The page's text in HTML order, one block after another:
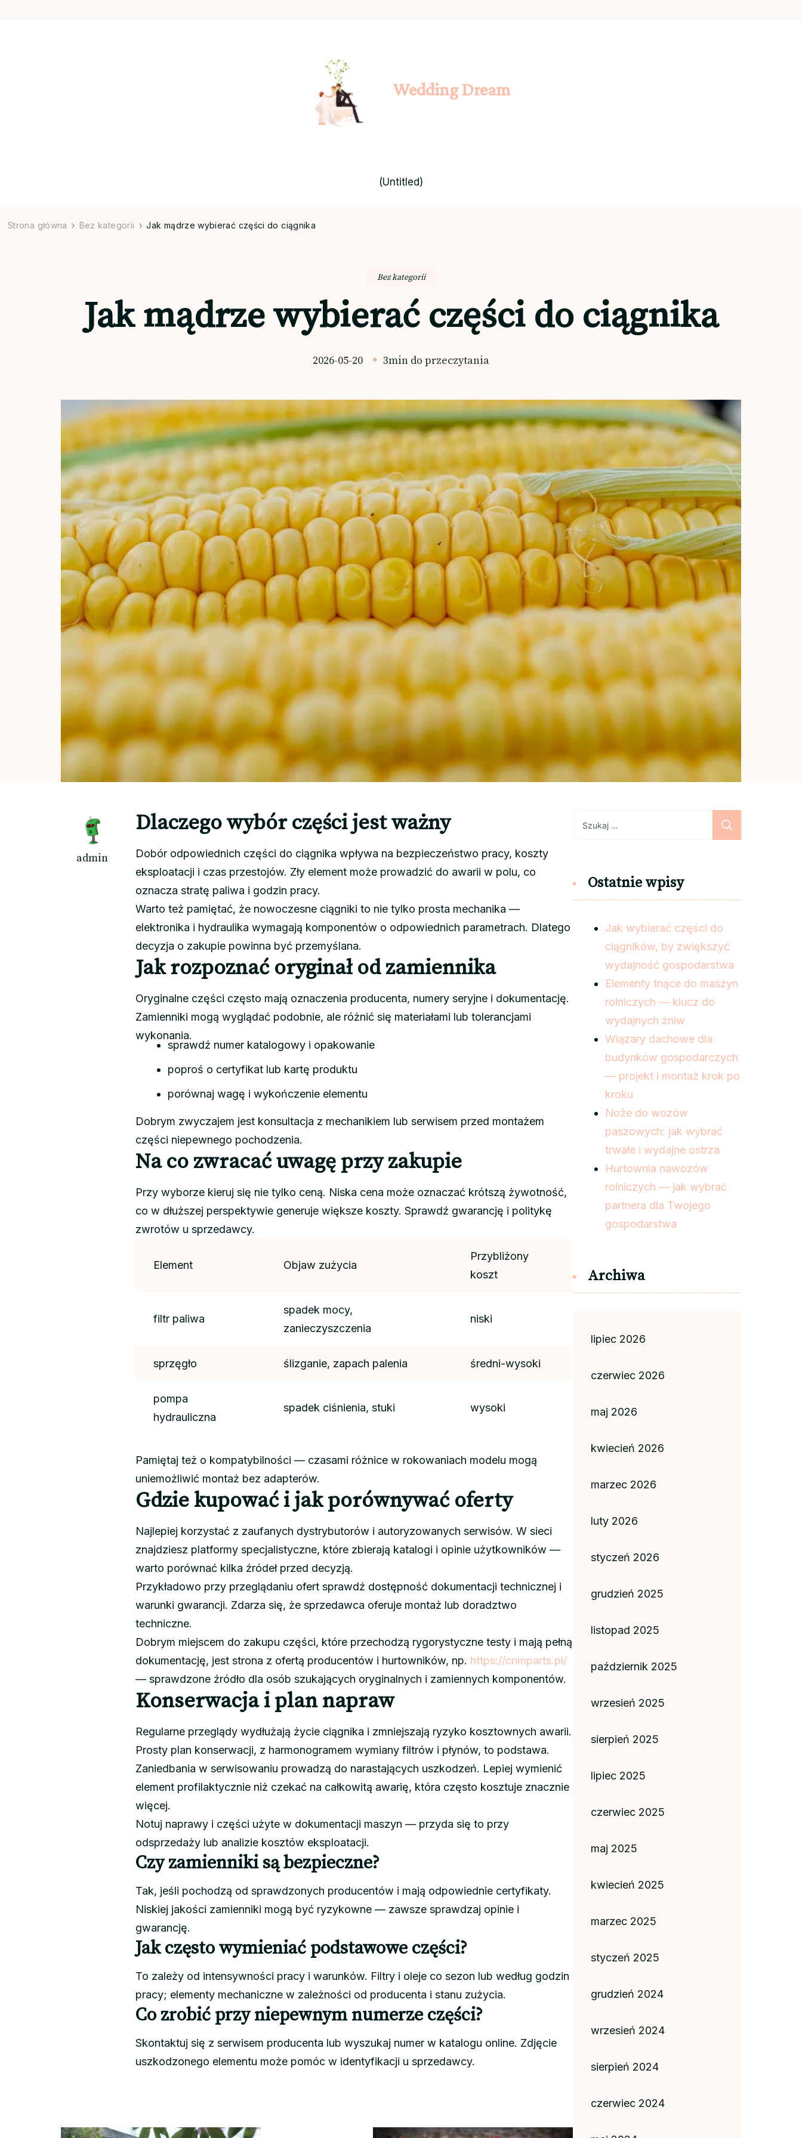
Wedding Dream
(Untitled)
Strona główna Bez kategorii Jak mądrze wybierać części do ciągnika
Bez kategorii
Jak mądrze wybierać części do ciągnika
2026-05-20 3min do przeczytania
admin
Dlaczego wybór części jest ważny
Dobór odpowiednich części do ciągnika wpływa na bezpieczeństwo pracy, koszty
eksploatacji i czas przestojów. Zły element może prowadzić do awarii w polu, co
oznacza stratę paliwa i godzin pracy.
Warto też pamiętać, że nowoczesne ciągniki to nie tylko prosta mechanika —
elektronika i hydraulika wymagają komponentów o odpowiednich parametrach. Dlatego
decyzja o zakupie powinna być przemyślana.
Jak rozpoznać oryginał od zamiennika
Oryginalne części często mają oznaczenia producenta, numery seryjne i dokumentację.
Zamienniki mogą wyglądać podobnie, ale różnić się materiałami lub tolerancjami
wykonania.
sprawdź numer katalogowy i opakowanie
poproś o certyfikat lub kartę produktu
porównaj wagę i wykończenie elementu
Dobrym zwyczajem jest konsultacja z mechanikiem lub serwisem przed montażem
części niepewnego pochodzenia.
Na co zwracać uwagę przy zakupie
Przy wyborze kieruj się nie tylko ceną. Niska cena może oznaczać krótszą żywotność,
co w dłuższej perspektywie generuje większe koszty. Sprawdź gwarancję i politykę
zwrotów u sprzedawcy.
Element Objaw zużycia
Przybliżony
koszt
filtr paliwa
spadek mocy,
zanieczyszczenia
niski
sprzęgło ślizganie, zapach palenia średni-wysoki
pompa
hydrauliczna
spadek ciśnienia, stuki wysoki
Pamiętaj też o kompatybilności — czasami różnice w rokowaniach modelu mogą
uniemożliwić montaż bez adapterów.
Gdzie kupować i jak porównywać oferty
Najlepiej korzystać z zaufanych dystrybutorów i autoryzowanych serwisów. W sieci
znajdziesz platformy specjalistyczne, które zbierają katalogi i opinie użytkowników —
warto porównać kilka źródeł przed decyzją.
Przykładowo przy przeglądaniu ofert sprawdź dostępność dokumentacji technicznej i
warunki gwarancji. Zdarza się, że sprzedawca oferuje montaż lub doradztwo
techniczne.
Dobrym miejscem do zakupu części, które przechodzą rygorystyczne testy i mają pełną
dokumentację, jest strona z ofertą producentów i hurtowników, np. https://cnmparts.pl/
— sprawdzone źródło dla osób szukających oryginalnych i zamiennych komponentów.
Konserwacja i plan napraw
Regularne przeglądy wydłużają życie ciągnika i zmniejszają ryzyko kosztownych awarii.
Prosty plan konserwacji, z harmonogramem wymiany filtrów i płynów, to podstawa.
Zaniedbania w serwisowaniu prowadzą do narastających uszkodzeń. Lepiej wymienić
element profilaktycznie niż czekać na całkowitą awarię, która często kosztuje znacznie
więcej.
Notuj naprawy i części użyte w dokumentacji maszyn — przyda się to przy
odsprzedaży lub analizie kosztów eksploatacji.
Czy zamienniki są bezpieczne?
Tak, jeśli pochodzą od sprawdzonych producentów i mają odpowiednie certyfikaty.
Niskiej jakości zamienniki mogą być ryzykowne — zawsze sprawdzaj opinie i
gwarancję.
Jak często wymieniać podstawowe części?
To zależy od intensywności pracy i warunków. Filtry i oleje co sezon lub według godzin
pracy; elementy mechaniczne w zależności od producenta i stanu zużycia.
Co zrobić przy niepewnym numerze części?
Skontaktuj się z serwisem producenta lub wyszukaj numer w katalogu online. Zdjęcie
uszkodzonego elementu może pomóc w identyfikacji u sprzedawcy.
Ostatnie wpisy
Jak wybierać części do
ciągników, by zwiększyć
wydajność gospodarstwa
Elementy tnące do maszyn
rolniczych — klucz do
wydajnych żniw
Wiązary dachowe dla
budynków gospodarczych
— projekt i montaż krok po
kroku
Noże do wozów
paszowych: jak wybrać
trwałe i wydajne ostrza
Hurtownia nawozów
rolniczych — jak wybrać
partnera dla Twojego
gospodarstwa
Archiwa
lipiec 2026
czerwiec 2026
maj 2026
kwiecień 2026
marzec 2026
luty 2026
styczeń 2026
grudzień 2025
listopad 2025
październik 2025
wrzesień 2025
sierpień 2025
lipiec 2025
czerwiec 2025
maj 2025
kwiecień 2025
marzec 2025
styczeń 2025
grudzień 2024
wrzesień 2024
sierpień 2024
czerwiec 2024